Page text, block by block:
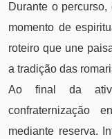
Durante o
momento de
roteiro que une
a tradição das
Ao final da
confraternização
mediante reserva.